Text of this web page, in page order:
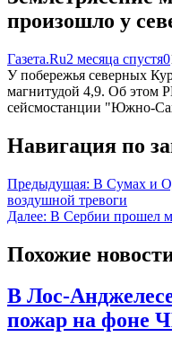
произошло у
Газета.Ru2 месяца спустя0
У побережья северных
магнитудой 4,9. Об этом
сейсмостанции "Южно-
Навигация по
Предыдущая: В Сумах и
воздушной тревоги
Далее: В Сербии прошел
Похожие
В Лос-
пожар на фоне